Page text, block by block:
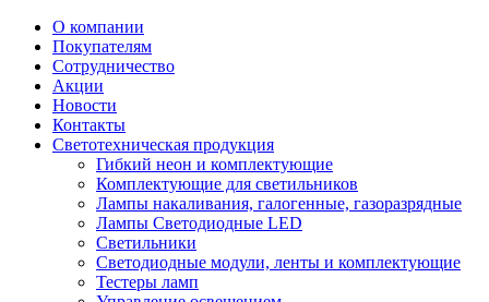
О компании
Покупателям
Сотрудничество
Акции
Новости
Контакты
Светотехническая продукция
Гибкий неон и комплектующие
Комплектующие для светильников
Лампы накаливания, галогенные, газоразрядные
Лампы Светодиодные LED
Светильники
Светодиодные модули, ленты и комплектующие
Тестеры ламп